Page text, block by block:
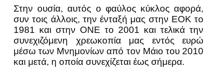
Στην ουσία, αυτός ο φαύλος κύκλος αφορά,
συν τοις άλλοις, την ένταξή μας στην ΕΟΚ το
1981 και στην ΟΝΕ το 2001 και τελικά την
συνεχιζόμενη χρεωκοπία μας εντός ευρώ
μέσω των Μνημονίων από τον Μάιο του 2010
και μετά, η οποία συνεχίζεται έως σήμερα.